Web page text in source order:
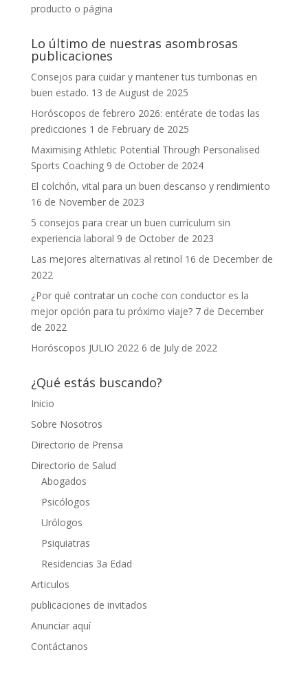
producto o página
Lo último de nuestras asombrosas
publicaciones
Consejos para cuidar y mantener tus tumbonas en
buen estado. 13 de August de 2025
Horóscopos de febrero 2026: entérate de todas las
predicciones 1 de February de 2025
Maximising Athletic Potential Through Personalised
Sports Coaching 9 de October de 2024
El colchón, vital para un buen descanso y rendimiento
16 de November de 2023
5 consejos para crear un buen currículum sin
experiencia laboral 9 de October de 2023
Las mejores alternativas al retinol 16 de December de
2022
¿Por qué contratar un coche con conductor es la
mejor opción para tu próximo viaje? 7 de December
de 2022
Horóscopos JULIO 2022 6 de July de 2022
¿Qué estás buscando?
Inicio
Sobre Nosotros
Directorio de Prensa
Directorio de Salud
Abogados
Psicólogos
Urólogos
Psiquiatras
Residencias 3a Edad
Articulos
publicaciones de invitados
Anunciar aquí
Contáctanos